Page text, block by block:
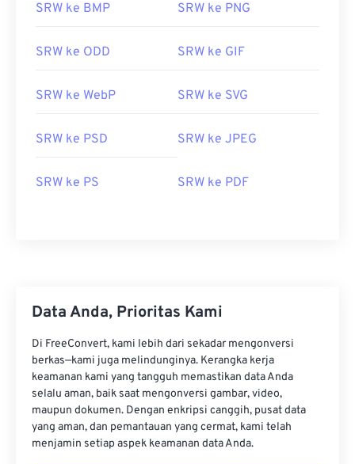
program default untuk membuka RWL adalah
Microsoft Camera Codec PackdanAdobe
untuk Mac. Di Linux/Unix, cobadarktable
Photo Studio
ArcSoft PhotoStudio
SRW ke BMP SRW ke PNG
SRW ke ODD SRW ke GIF
SRW ke WebP SRW ke SVG
SRW ke PSD SRW ke JPEG
SRW ke PS SRW ke PDF
Data Anda, Prioritas Kami
Di FreeConvert, kami lebih dari sekadar mengonversi
berkas—kami juga melindunginya. Kerangka kerja
keamanan kami yang tangguh memastikan data Anda
selalu aman, baik saat mengonversi gambar, video,
maupun dokumen. Dengan enkripsi canggih, pusat data
yang aman, dan pemantauan yang cermat, kami telah
menjamin setiap aspek keamanan data Anda.